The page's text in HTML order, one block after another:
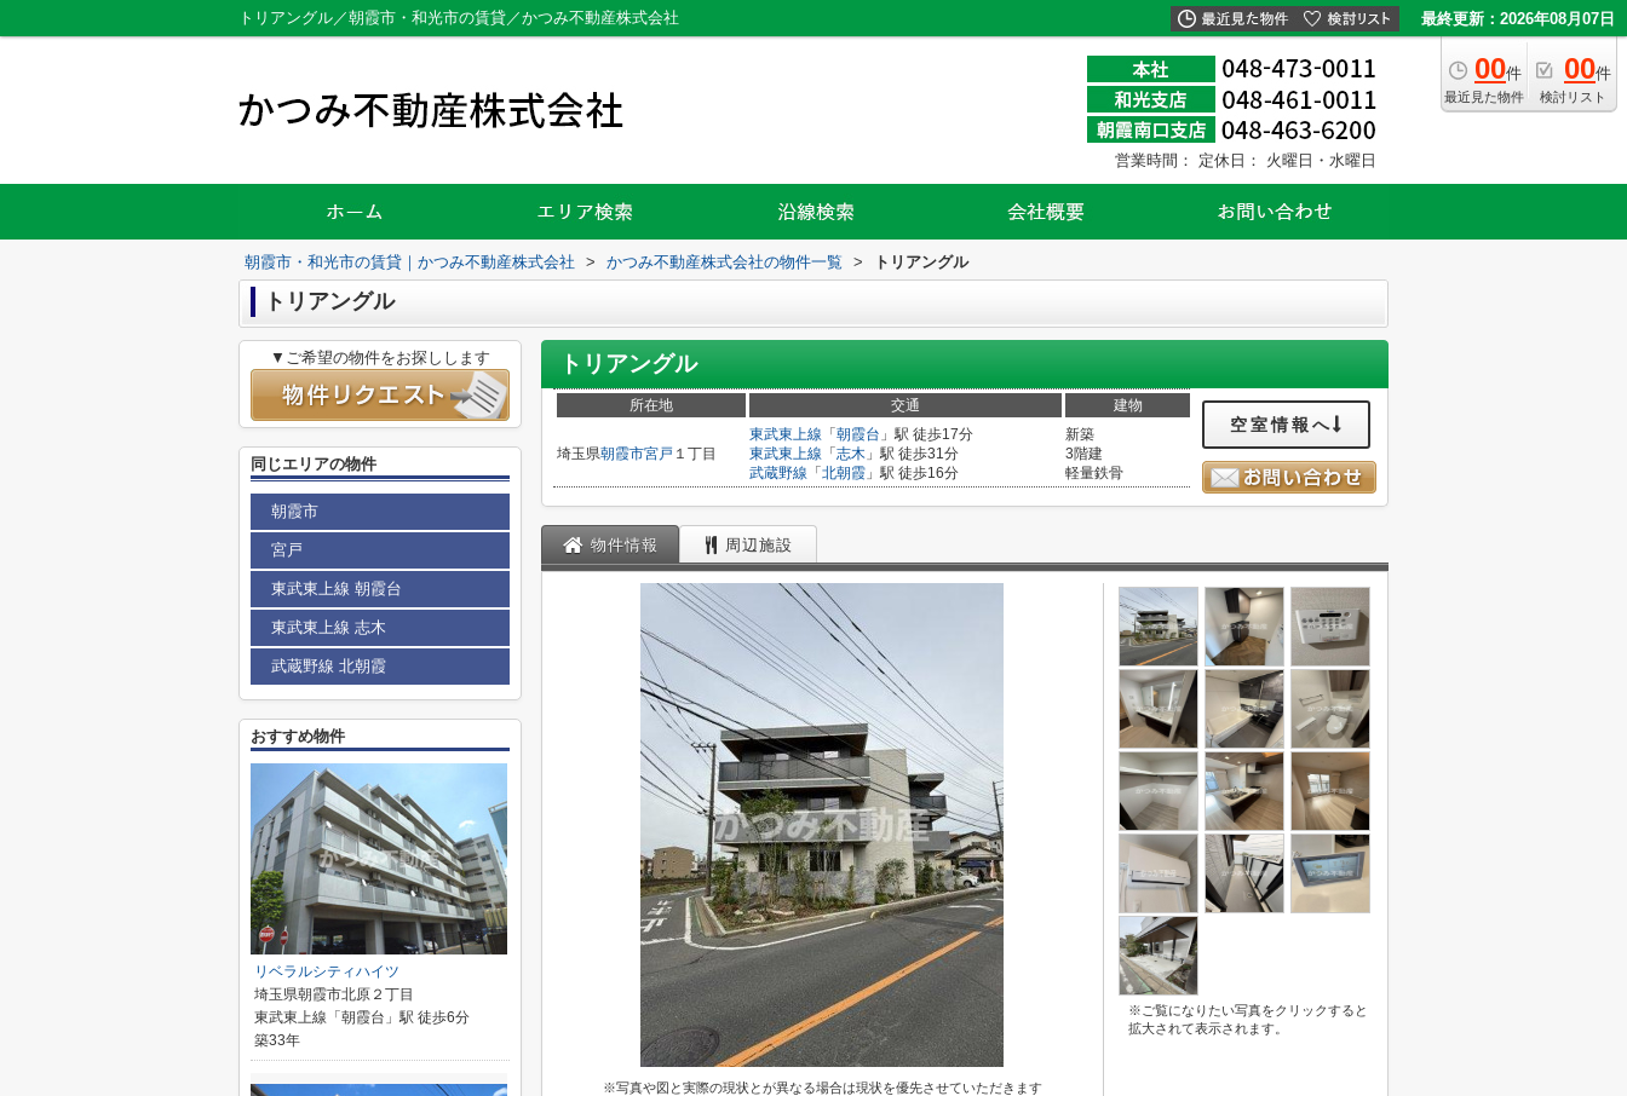
トリアングル／朝霞市・和光市の賃貸／かつみ不動産株式会社 最終更新：2026年08月07日
00件
最近見た物件
00件
検討リスト
営業時間： 定休日： 火曜日・水曜日
朝霞市・和光市の賃貸｜かつみ不動産株式会社 > かつみ不動産株式会社の物件一覧 > トリアングル
トリアングル
トリアングル
所在地 交通 建物
埼玉県朝霞市宮戸 １丁目
東武東上線 「 朝霞台 」駅 徒歩17分
東武東上線 「 志木 」駅 徒歩31分
武蔵野線 「 北朝霞 」駅 徒歩16分
新築
3階建
軽量鉄骨
空室情報へ
物件情報 周辺施設
※写真や図と実際の現状とが異なる場合は現状を優先させていただきます
※ご覧になりたい写真をクリックすると
拡大されて表示されます。
▼ご希望の物件をお探しします
同じエリアの物件
朝霞市
宮戸
東武東上線 朝霞台
東武東上線 志木
武蔵野線 北朝霞
おすすめ物件
リベラルシティハイツ
埼玉県朝霞市北原２丁目
東武東上線「朝霞台」駅 徒歩6分
築33年